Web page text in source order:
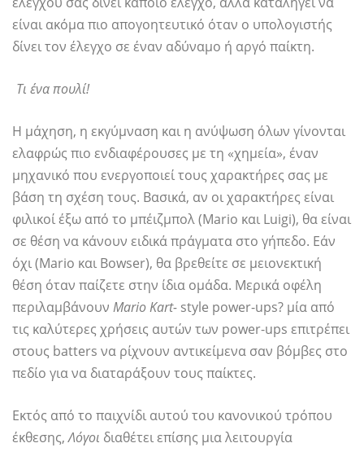
είναι ακόμα πιο απογοητευτικό όταν ο υπολογιστής
δίνει τον έλεγχο σε έναν αδύναμο ή αργό παίκτη.
Τι ένα πουλί!
Η μάχηση, η εκγύμναση και η ανύψωση όλων γίνονται
ελαφρώς πιο ενδιαφέρουσες με τη «χημεία», έναν
μηχανικό που ενεργοποιεί τους χαρακτήρες σας με
βάση τη σχέση τους. Βασικά, αν οι χαρακτήρες είναι
φιλικοί έξω από το μπέιζμπολ (Mario και Luigi), θα είναι
σε θέση να κάνουν ειδικά πράγματα στο γήπεδο. Εάν
όχι (Mario και Bowser), θα βρεθείτε σε μειονεκτική
θέση όταν παίζετε στην ίδια ομάδα. Μερικά οφέλη
περιλαμβάνουν Mario Kart- style power-ups? μία από
τις καλύτερες χρήσεις αυτών των power-ups επιτρέπει
στους batters να ρίχνουν αντικείμενα σαν βόμβες στο
πεδίο για να διαταράξουν τους παίκτες.
Εκτός από το παιχνίδι αυτού του κανονικού τρόπου
έκθεσης,Λόγοι διαθέτει επίσης μια λειτουργία